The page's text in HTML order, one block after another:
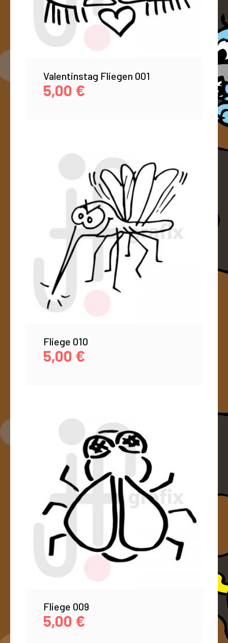
Valentinstag Fliegen 001
5,00 €
Fliege 010
5,00 €
Fliege 009
5,00 €